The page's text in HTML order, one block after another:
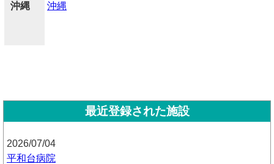
沖縄 沖縄
最近登録された施設
2026/07/04
平和台病院